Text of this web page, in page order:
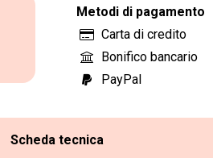
luce
calda
e
base
quantità
Metodi di pagamento
Carta di credito
Bonifico bancario
PayPal
Scheda tecnica